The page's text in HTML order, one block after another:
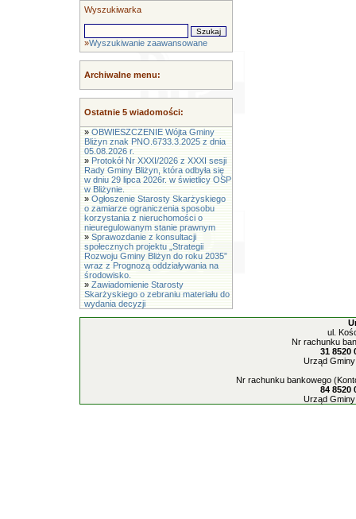
Wyszukiwarka
»Wyszukiwanie zaawansowane
Archiwalne menu:
Ostatnie 5 wiadomości:
» OBWIESZCZENIE Wójta Gminy
Bliżyn znak PNO.6733.3.2025 z dnia
05.08.2026 r.
» Protokół Nr XXXI/2026 z XXXI sesji
Rady Gminy Bliżyn, która odbyła się
w dniu 29 lipca 2026r. w świetlicy OSP
w Bliżynie.
» Ogłoszenie Starosty Skarżyskiego
o zamiarze ograniczenia sposobu
korzystania z nieruchomości o
nieuregulowanym stanie prawnym
» Sprawozdanie z konsultacji
społecznych projektu „Strategii
Rozwoju Gminy Bliżyn do roku 2035”
wraz z Prognozą oddziaływania na
środowisko.
» Zawiadomienie Starosty
Skarżyskiego o zebraniu materiału do
wydania decyzji
ul.
Nr rachunku
31 8520
Urząd
Nr rachunku bankowego
84 8520
Urząd